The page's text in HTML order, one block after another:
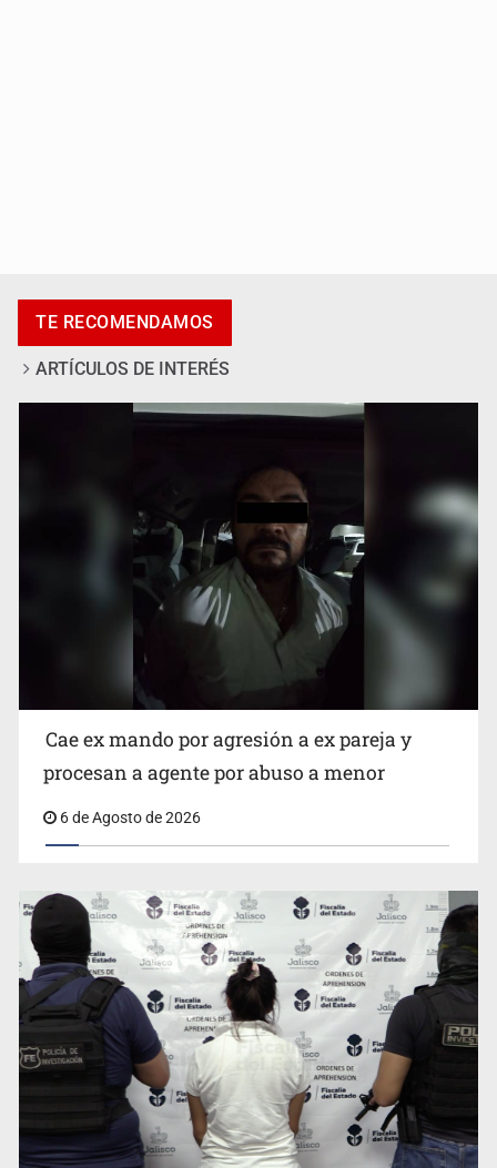
Que el IPEJAL encabece la lista de deudores en Jalisco
es un “foco rojo” de gran magnitud: Economista
Critican inoperancia de la ASEJ para recuperar fondos
públicos
TE RECOMENDAMOS
ARTÍCULOS DE INTERÉS
Cae ex mando por agresión a ex pareja y
procesan a agente por abuso a menor
6 de Agosto de 2026